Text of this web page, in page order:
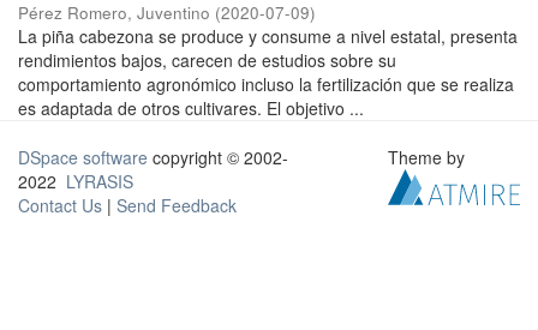
Pérez Romero, Juventino (2020-07-09)
La piña cabezona se produce y consume a nivel estatal, presenta
rendimientos bajos, carecen de estudios sobre su
comportamiento agronómico incluso la fertilización que se realiza
es adaptada de otros cultivares. El objetivo ...
DSpace software copyright © 2002-
2022 LYRASIS
Contact Us | Send Feedback
Theme by